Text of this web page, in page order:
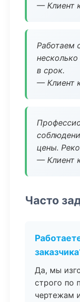
— Клиент
Работаем
несколько
в срок.
— Клиент
цены.
— Клиент
Часто
Да, мы
строго по
чертежам